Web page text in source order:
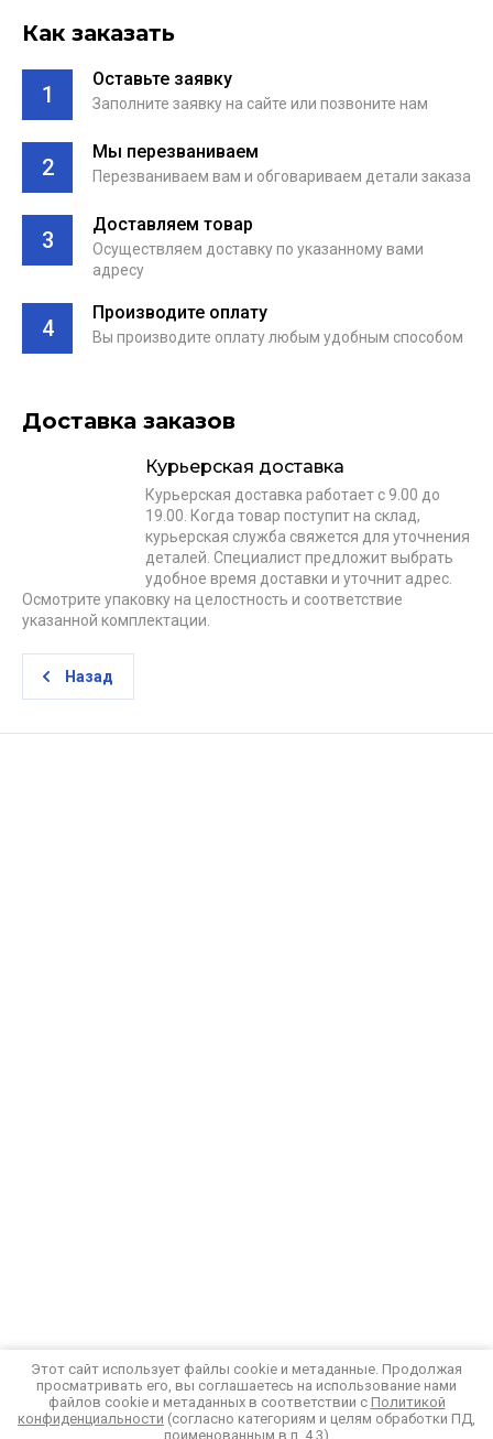
Как заказать
1
Оставьте заявку
Заполните заявку на сайте или позвоните нам
2
Мы перезваниваем
Перезваниваем вам и обговариваем детали заказа
3
Доставляем товар
Осуществляем доставку по указанному вами
адресу
4
Производите оплату
Вы производите оплату любым удобным способом
Доставка заказов
Курьерская доставка
Курьерская доставка работает с 9.00 до
19.00. Когда товар поступит на склад,
курьерская служба свяжется для уточнения
деталей. Специалист предложит выбрать
удобное время доставки и уточнит адрес.
Осмотрите упаковку на целостность и соответствие
указанной комплектации.
Назад
Этот сайт использует файлы cookie и метаданные. Продолжая
просматривать его, вы соглашаетесь на использование нами
файлов cookie и метаданных в соответствии с Политикой
конфиденциальности (согласно категориям и целям обработки ПД,
поименованным в п. 4.3)